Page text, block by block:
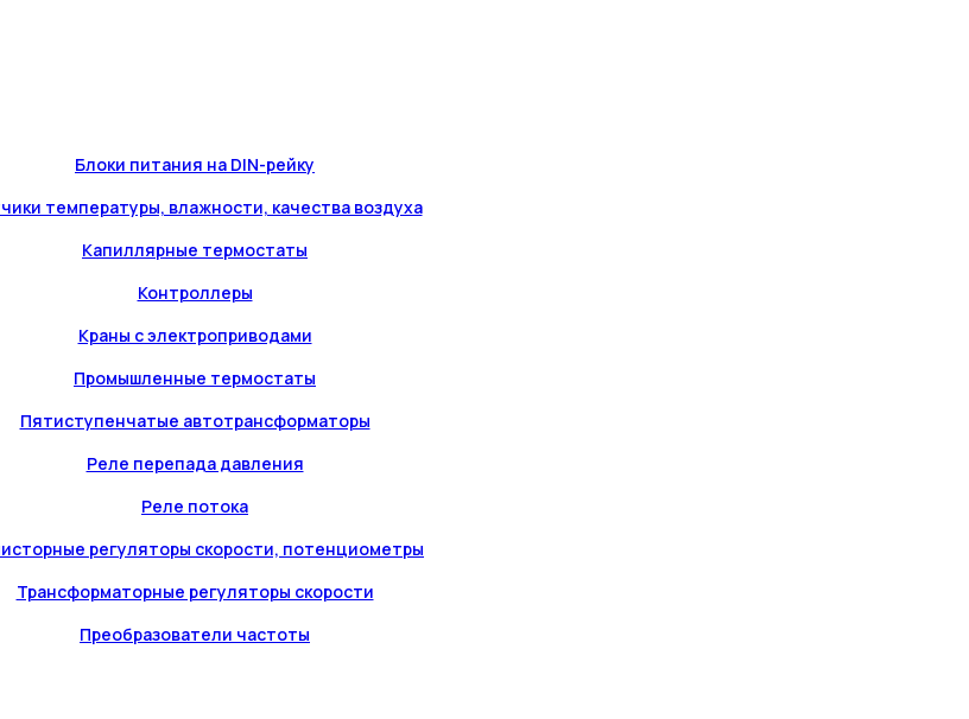
Блоки питания на DIN-рейку
температуры, влажности, качества воздуха
Капиллярные термостаты
Контроллеры
Краны с электроприводами
Промышленные термостаты
Пятиступенчатые автотрансформаторы
Реле перепада давления
Реле потока
регуляторы скорости, потенциометры
Трансформаторные регуляторы скорости
Преобразователи частоты